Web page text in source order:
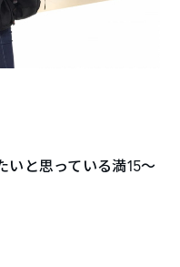
いと思っている満15〜